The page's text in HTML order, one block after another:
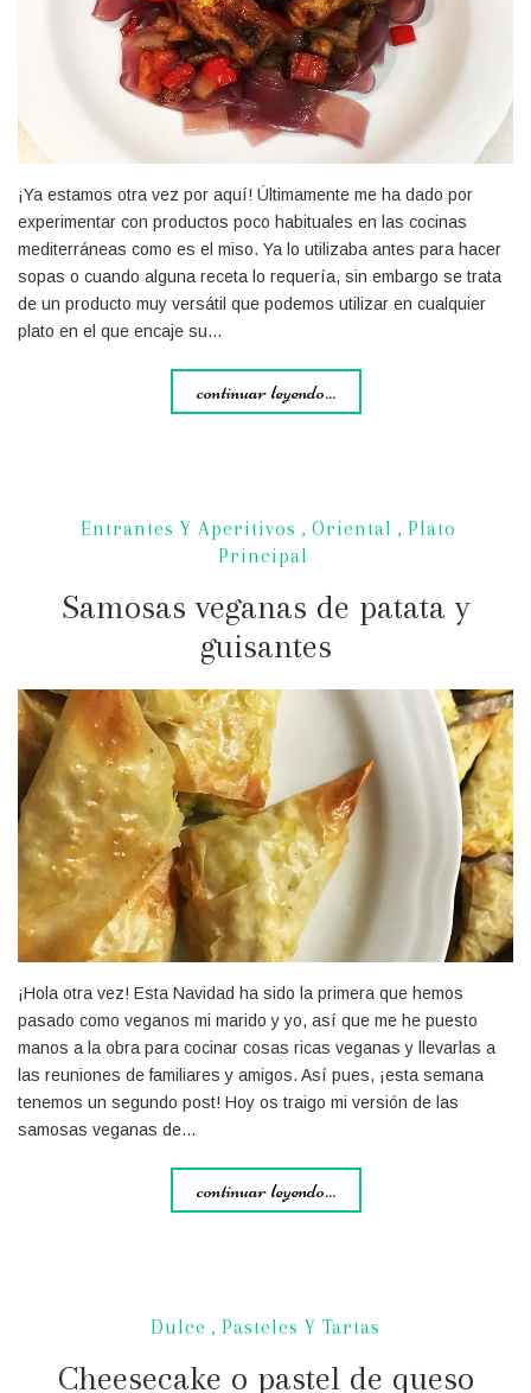
¡Ya estamos otra vez por aquí! Últimamente me ha dado por
experimentar con productos poco habituales en las cocinas
mediterráneas como es el miso. Ya lo utilizaba antes para hacer
sopas o cuando alguna receta lo requería, sin embargo se trata
de un producto muy versátil que podemos utilizar en cualquier
plato en el que encaje su…
continuar leyendo...
Entrantes Y Aperitivos , Oriental , Plato
Principal
Samosas veganas de patata y
guisantes
¡Hola otra vez! Esta Navidad ha sido la primera que hemos
pasado como veganos mi marido y yo, así que me he puesto
manos a la obra para cocinar cosas ricas veganas y llevarlas a
las reuniones de familiares y amigos. Así pues, ¡esta semana
tenemos un segundo post! Hoy os traigo mi versión de las
samosas veganas de…
continuar leyendo...
Dulce , Pasteles Y Tartas
Cheesecake o pastel de queso